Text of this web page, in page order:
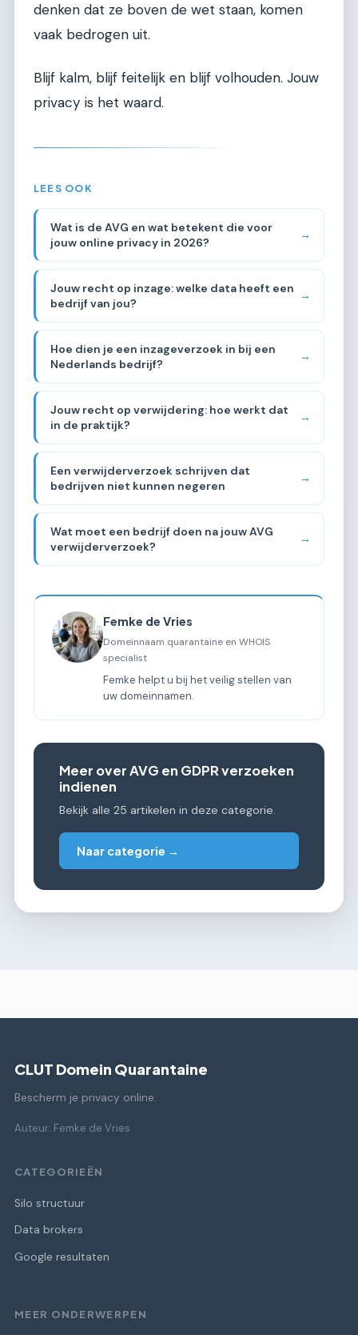
denken dat ze boven de wet staan, komen
vaak bedrogen uit.
Blijf kalm, blijf feitelijk en blijf volhouden. Jouw
privacy is het waard.
LEES OOK
Wat is de AVG en wat betekent die voor
jouw online privacy in 2026?
→
Jouw recht op inzage: welke data heeft een
bedrijf van jou?
→
Hoe dien je een inzageverzoek in bij een
Nederlands bedrijf?
→
Jouw recht op verwijdering: hoe werkt dat
in de praktijk?
→
Een verwijderverzoek schrijven dat
bedrijven niet kunnen negeren
→
Wat moet een bedrijf doen na jouw AVG
verwijderverzoek?
→
Femke de Vries
Domeinnaam quarantaine en WHOIS
specialist
Femke helpt u bij het veilig stellen van
uw domeinnamen.
Meer over AVG en GDPR verzoeken
indienen
Bekijk alle 25 artikelen in deze categorie.
Naar categorie →
CLUT Domein Quarantaine
Bescherm je privacy online.
Auteur: Femke de Vries
CATEGORIEËN
Silo structuur
Data brokers
Google resultaten
MEER ONDERWERPEN